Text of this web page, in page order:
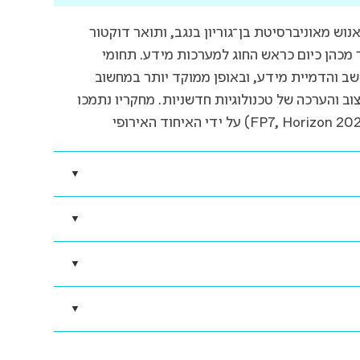
מאוניברסיטת בן־גוריון בנגב, ותואר דוקטור
מכהן כיום כראש החוג למערכות מידע. תחומי
והדמיית מידע, ובאופן ממוקד יותר במחשוב
והערכה של טכנולוגיות חדשניות. מחקריו נתמכו
▼
Beyond the Screen: A 360-degree
Tours, Shikhri, R., Lanir, J. & Maimon,
▼
PhD in
▼
▼